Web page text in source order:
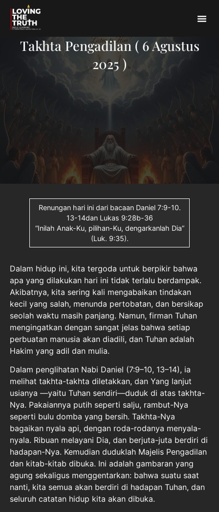
Takhta Pengadilan ( 6 Agustus
2025 )
Renungan hari ini dari bacaan Daniel 7:9-10.
13-14dan Lukas 9:28b-36
“Inilah Anak-Ku, pilihan-Ku, dengarkanlah Dia”
(Luk. 9:35).
Dalam hidup ini, kita tergoda untuk berpikir bahwa
apa yang dilakukan hari ini tidak terlalu berdampak.
Akibatnya, kita sering kali mengabaikan tindakan
kecil yang salah, menunda pertobatan, dan bersikap
seolah waktu masih panjang. Namun, firman Tuhan
mengingatkan dengan sangat jelas bahwa setiap
perbuatan manusia akan diadili, dan Tuhan adalah
Hakim yang adil dan mulia.
Dalam penglihatan Nabi Daniel (7:9–10, 13–14), ia
melihat takhta-takhta diletakkan, dan Yang lanjut
usianya —yaitu Tuhan sendiri—duduk di atas takhta-
Nya. Pakaiannya putih seperti salju, rambut-Nya
seperti bulu domba yang bersih. Takhta-Nya
bagaikan nyala api, dengan roda-rodanya menyala-
nyala. Ribuan melayani Dia, dan berjuta-juta berdiri di
hadapan-Nya. Kemudian duduklah Majelis Pengadilan
dan kitab-kitab dibuka. Ini adalah gambaran yang
agung sekaligus menggentarkan: bahwa suatu saat
nanti, kita semua akan berdiri di hadapan Tuhan, dan
seluruh catatan hidup kita akan dibuka.